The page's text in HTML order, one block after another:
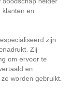
klanten en
zijn
Zij
om ervoor te
en
worden gebruikt.